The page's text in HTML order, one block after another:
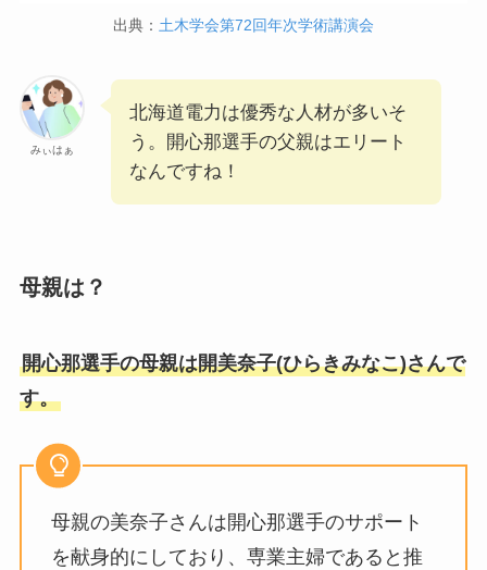
出典： 土木学会第72回年次学術講演会
みぃはぁ
北海道電力は優秀な人材が多いそ
う。開心那選手の父親はエリート
なんですね！
母親は？
開心那選手の母親は開美奈子(ひらきみなこ)さんで
す。
母親の美奈子さんは開心那選手のサポート
を献身的にしており、専業主婦であると推